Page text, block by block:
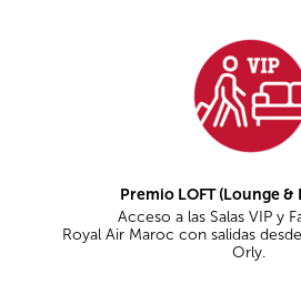
Premio LOFT (Lounge &
Acceso a las Salas VIP y
Royal Air Maroc con salidas
Orly.